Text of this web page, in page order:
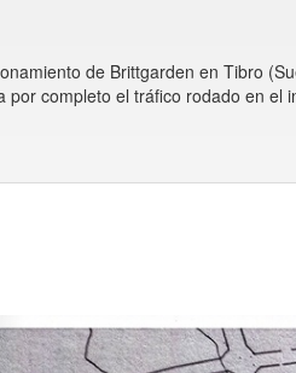
de Brittgarden en Tibro
por completo el tráfico rodado en